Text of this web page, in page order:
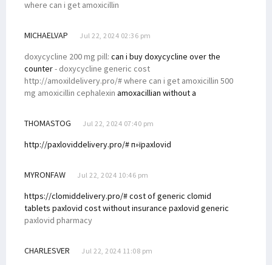
where can i get amoxicillin
MICHAELVAP Jul 22, 2024 02:36 pm
doxycycline 200 mg pill: can i buy doxycycline over the
counter- doxycycline generic cost
http://amoxildelivery.pro/# where can i get amoxicillin 500
mg amoxicillin cephalexin amoxacillian without a
THOMASTOG Jul 22, 2024 07:40 pm
http://paxloviddelivery.pro/# п»їpaxlovid
MYRONFAW Jul 22, 2024 10:46 pm
https://clomiddelivery.pro/# cost of generic clomid
tablets paxlovid cost without insurance paxlovid generic
paxlovid pharmacy
CHARLESVER Jul 22, 2024 11:08 pm